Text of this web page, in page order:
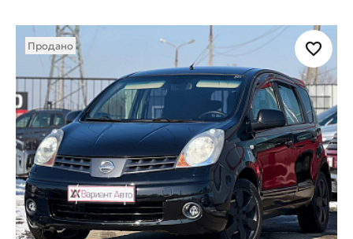
Продано